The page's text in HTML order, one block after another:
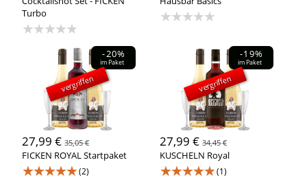
Turbo
★★★★★
★★★★★
-20%
im Paket
vergriffen
27,99 €35,05 €
FICKEN ROYAL Startpaket
★★★★★(2)
-19%
im Paket
vergriffen
27,99 € 34,45 €
KUSCHELN Royal
★★★★★(1)